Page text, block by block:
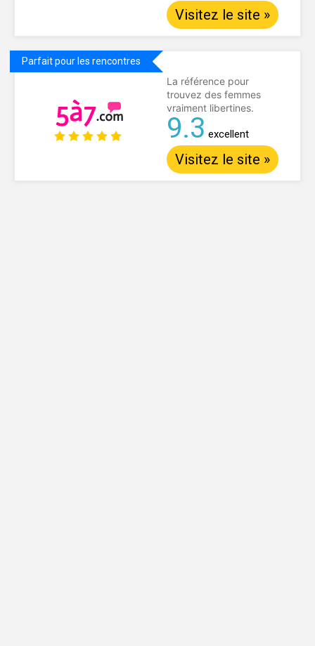
Visitez le site »
Parfait pour les rencontres
La référence pour
trouvez des femmes
vraiment libertines.
9.3 excellent
Visitez le site »